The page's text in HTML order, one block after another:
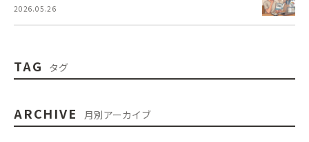
2026.05.26
TAG タグ
ARCHIVE 月別アーカイブ